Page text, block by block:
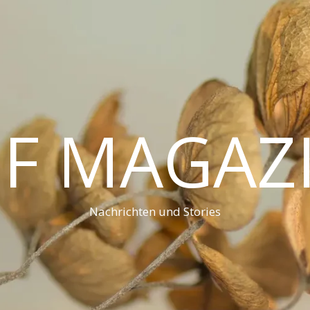
Nachrichten und Stories